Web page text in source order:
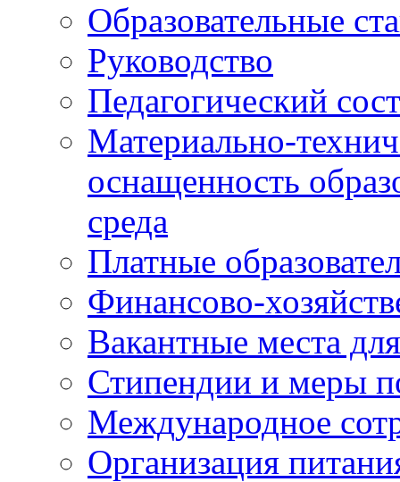
Образовательные
Руководство
Педагогический
Материально-
оснащенность
среда
Платные
Финансово-
Вакантные места
Стипендии и меры
Международное
Организация